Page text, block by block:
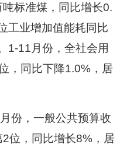
标准煤，同比增长0.
工业增加值能耗同比
1-11月份，全社会用
，同比下降1.0%，居
份，一般公共预算收
位，同比增长8%，居